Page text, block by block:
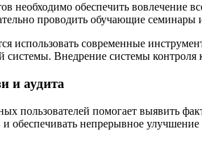
необходимо обеспечить вовлечение
проводить обучающие семинары
использовать современные
системы. Внедрение системы
и аудита
пользователей помогает выявить
и обеспечивать непрерывное улучшение